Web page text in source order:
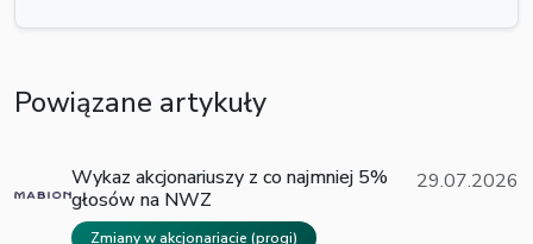
Powiązane artykuły
Wykaz akcjonariuszy z co najmniej 5%
głosów na NWZ
Zmiany w akcjonariacie (progi)
29.07.2026